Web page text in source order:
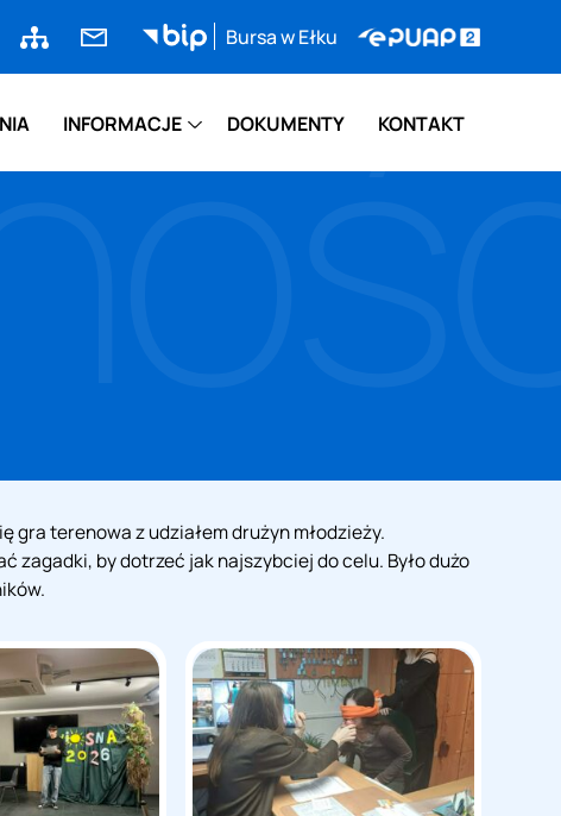
Mapa
strony
bursa@bursa.elk.plBursa w Ełku e-
PUAP2
INFORMACJE DOKUMENTY KONTAKT
gra terenowa z udziałem drużyn młodzieży.
zagadki, by dotrzeć jak najszybciej do celu. Było dużo